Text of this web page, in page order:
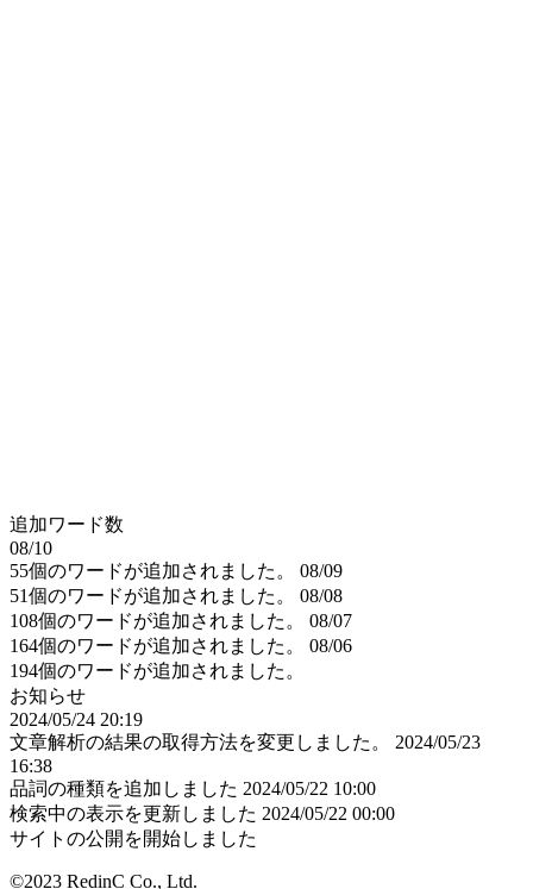
追加ワード数
08/10
55個のワードが追加されました。
08/09
51個のワードが追加されました。
08/08
108個のワードが追加されました。
08/07
164個のワードが追加されました。
08/06
194個のワードが追加されました。
お知らせ
2024/05/24 20:19
文章解析の結果の取得方法を変更しました。
2024/05/23
16:38
品詞の種類を追加しました 2024/05/22 10:00
検索中の表示を更新しました 2024/05/22 00:00
サイトの公開を開始しました
©2023 RedinC Co., Ltd.